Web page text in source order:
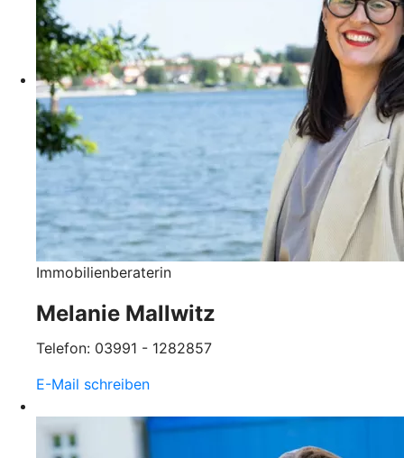
Immobilienberaterin
Melanie Mallwitz
Telefon: 03991 - 1282857
E-Mail schreiben